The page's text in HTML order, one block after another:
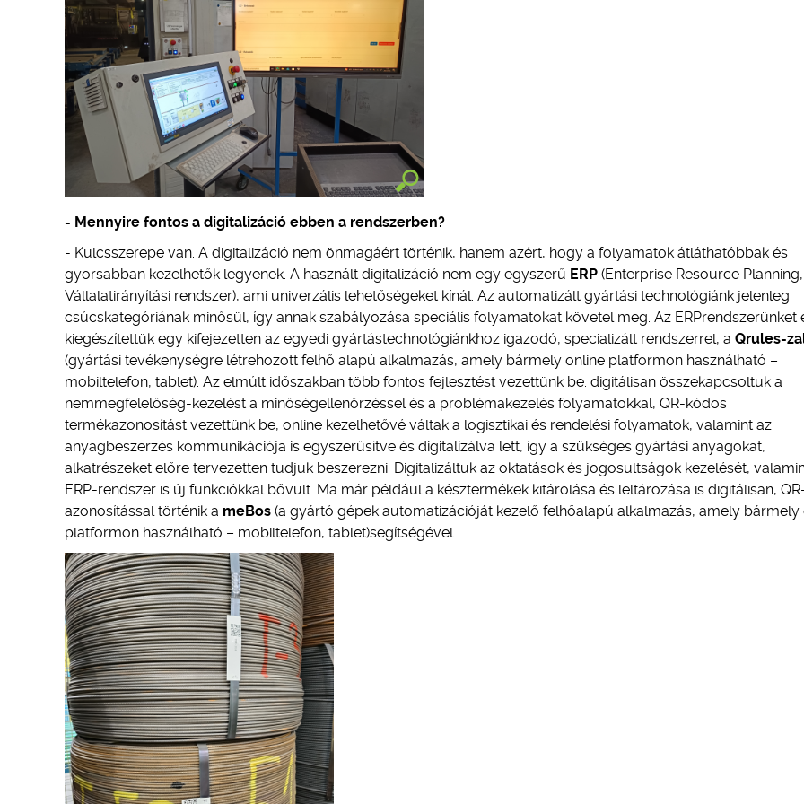
- Mennyire fontos a digitalizáció ebben a rendszerben?
- Kulcsszerepe van. A digitalizáció nem önmagáért történik, hanem azért, hogy a folyamatok átláthatóbbak és
gyorsabban kezelhetők legyenek. A használt digitalizáció nem egy egyszerű ERP (Enterprise Resource Planning,
Vállalatirányítási rendszer), ami univerzális lehetőségeket kínál. Az automatizált gyártási technológiánk jelenleg
csúcskategóriának minősül, így annak szabályozása speciális folyamatokat követel meg. Az ERPrendszerünket
kiegészítettük egy kifejezetten az egyedi gyártástechnológiánkhoz igazodó, specializált rendszerrel, a Qrules-
(gyártási tevékenységre létrehozott felhő alapú alkalmazás, amely bármely online platformon használható –
mobiltelefon, tablet). Az elmúlt időszakban több fontos fejlesztést vezettünk be: digitálisan összekapcsoltuk a
nemmegfelelőség-kezelést a minőségellenőrzéssel és a problémakezelés folyamatokkal, QR-kódos
termékazonosítást vezettünk be, online kezelhetővé váltak a logisztikai és rendelési folyamatok, valamint az
anyagbeszerzés kommunikációja is egyszerűsítve és digitalizálva lett, így a szükséges gyártási anyagokat,
alkatrészeket előre tervezetten tudjuk beszerezni. Digitalizáltuk az oktatások és jogosultságok kezelését,
ERP-rendszer is új funkciókkal bővült. Ma már például a késztermékek kitárolása és leltározása is digitálisan,
azonosítással történik a meBos (a gyártó gépek automatizációját kezelő felhőalapú alkalmazás, amely bármely
platformon használható – mobiltelefon, tablet)segítségével.